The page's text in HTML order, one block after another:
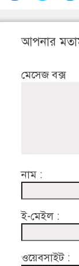
আপনার
মেসেজ বক্স
নাম :
ই-মেইল :
ওয়েবসাইট :